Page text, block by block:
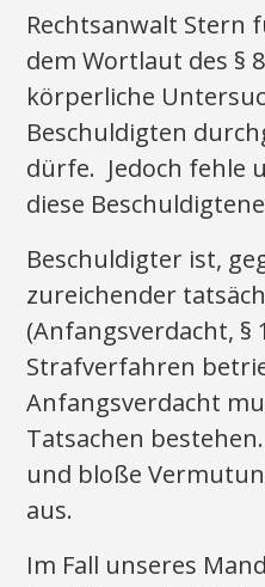
Rechtsanwalt Stern
dem Wortlaut des §
körperliche
Beschuldigten
dürfe. Jedoch fehle
diese
Beschuldigter ist,
zureichender
(Anfangsverdacht, §
Strafverfahren
Anfangsverdacht
Tatsachen
und bloße
aus.
Im Fall unseres